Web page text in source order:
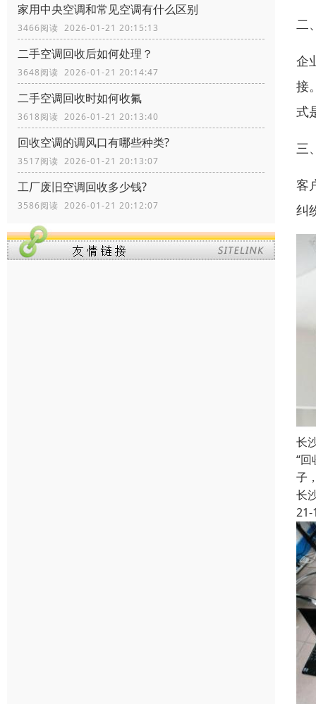
家用中央空调和常见空调有什么区别
3466阅读 2026-01-21 20:15:13
二手空调回收后如何处理？
3648阅读 2026-01-21 20:14:47
二手空调回收时如何收氟
3618阅读 2026-01-21 20:13:40
回收空调的调风口有哪些种类?
3517阅读 2026-01-21 20:13:07
工厂废旧空调回收多少钱?
3586阅读 2026-01-21 20:12:07
二
企
接
式
三
客
纠
长
“
子
长
21-